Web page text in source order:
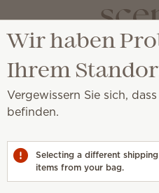
und Plüschartikel.
Wir haben
Ihrem
Vergewissern Sie sich,
befinden.
Selecting a different
items from your bag.